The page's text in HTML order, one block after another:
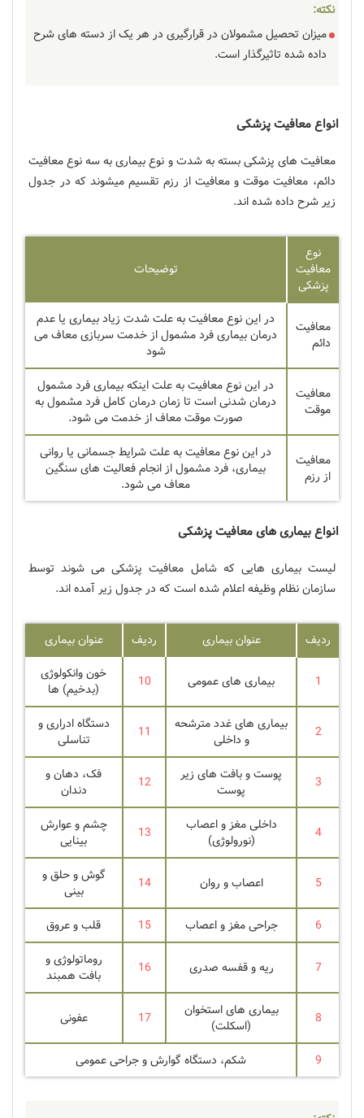
نکته:
میزان تحصیل مشمولان در قرارگیری در هر یک از دسته های شرح
داده شده تاثیرگذار است.
انواع معافیت پزشکی
معافیت های پزشکی بسته به شدت و نوع بیماری به سه نوع معافیت
دائم، معافیت موقت و معافیت از رزم تقسیم میشوند که در جدول
زیر شرح داده شده اند.
نوع
معافیت
پزشکی
توضیحات
معافیت
دائم
در این نوع معافیت به علت شدت زیاد بیماری یا عدم
درمان بیماری فرد مشمول از خدمت سربازی معاف می
شود
معافیت
موقت
در این نوع معافیت به علت اینکه بیماری فرد مشمول
درمان شدنی است تا زمان درمان کامل فرد مشمول به
صورت موقت معاف از خدمت می شود.
معافیت
از رزم
در این نوع معافیت به علت شرایط جسمانی یا روانی
بیماری، فرد مشمول از انجام فعالیت های سنگین
معاف می شود.
انواع بیماری های معافیت پزشکی
لیست بیماری هایی که شامل معافیت پزشکی می شوند توسط
سازمان نظام وظیفه اعلام شده است که در جدول زیر آمده اند.
ردیف عنوان بیماری ردیف عنوان بیماری
1 بیماری های عمومی 10
خون وانکولوژی
(بدخیم) ها
2
بیماری های غدد مترشحه
و داخلی
11
دستگاه ادراری و
تناسلی
3
پوست و بافت های زیر
پوست
12
فک، دهان و
دندان
4
داخلی مغز و اعصاب
(نورولوژی)
13
چشم و عوارش
بینایی
5 اعصاب و روان 14
گوش و حلق و
بینی
6
جراحی مغز و اعصاب 15 قلب و عروق
7 ریه و قفسه صدری 16
روماتولوژی و
بافت همبند
8
بیماری های استخوان
(اسکلت)
17 عفونی
9 شکم، دستگاه گوارش و جراحی عمومی